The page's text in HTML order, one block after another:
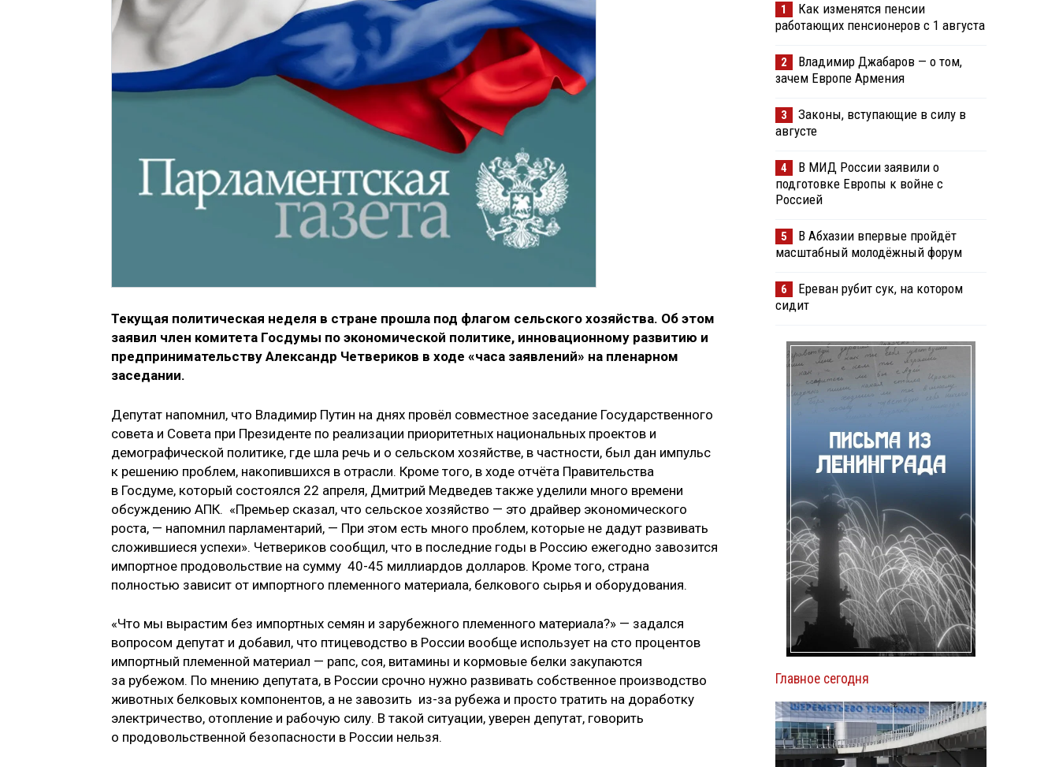
Текущая политическая неделя в стране прошла под флагом сельского хозяйства. Об этом
заявил член комитета Госдумы по экономической политике, инновационному развитию и
предпринимательству Александр Четвериков в ходе «часа заявлений» на пленарном
заседании.
Депутат напомнил, что Владимир Путин на днях провёл совместное заседание Государственного
совета и Совета при Президенте по реализации приоритетных национальных проектов и
демографической политике, где шла речь и о сельском хозяйстве, в частности, был дан импульс
к решению проблем, накопившихся в отрасли. Кроме того, в ходе отчёта Правительства
в Госдуме, который состоялся 22 апреля, Дмитрий Медведев также уделили много времени
обсуждению АПК. «Премьер сказал, что сельское хозяйство — это драйвер экономического
роста, — напомнил парламентарий, — При этом есть много проблем, которые не дадут развивать
сложившиеся успехи». Четвериков сообщил, что в последние годы в Россию ежегодно завозится
импортное продовольствие на сумму 40-45 миллиардов долларов. Кроме того, страна
полностью зависит от импортного племенного материала, белкового сырья и оборудования.
«Что мы вырастим без импортных семян и зарубежного племенного материала?» — задался
вопросом депутат и добавил, что птицеводство в России вообще использует на сто процентов
импортный племенной материал — рапс, соя, витамины и кормовые белки закупаются
за рубежом. По мнению депутата, в России срочно нужно развивать собственное производство
животных белковых компонентов, а не завозить из-за рубежа и просто тратить на доработку
электричество, отопление и рабочую силу. В такой ситуации, уверен депутат, говорить
о продовольственной безопасности в России нельзя.
1
Как изменятся пенсии
работающих пенсионеров с 1 августа
2
Владимир Джабаров — о том,
зачем Европе Армения
3
Законы, вступающие в силу в
августе
4
В МИД России заявили о
подготовке Европы к войне с
Россией
5
В Абхазии впервые пройдёт
масштабный молодёжный форум
6
Ереван рубит сук, на котором
сидит
Главное сегодня